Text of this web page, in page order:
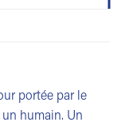
portée par le
humain. Un